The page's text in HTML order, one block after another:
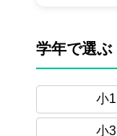
学年で選ぶ
小1
小3